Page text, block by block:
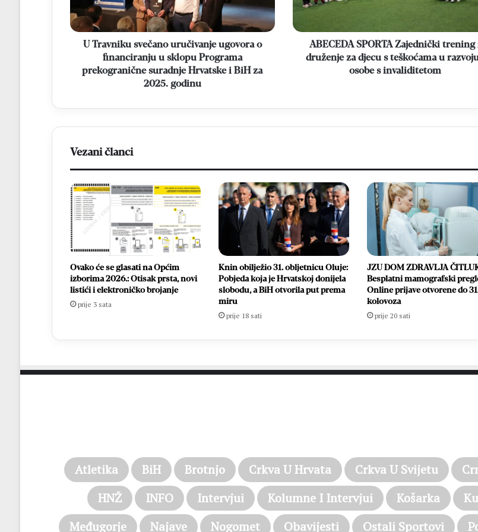
financiranju
u
sklopu
Programa
prekogranične
suradnje
2025.
U Travniku svečano uručivanje ugovora o
financiranju u sklopu Programa
prekogranične suradnje Hrvatske i BiH za
2025. godinu
s
teškoćama
ABECEDA SPORTA Zajednički trening
druženje za djecu s teškoćama u
osobe s invaliditetom
Vezani članci
Ovako će se glasati na Općim
izborima 2026.: Otisak prsta, novi
listići i elektroničko brojanje
prije 3 sata
Knin obilježio 31. obljetnicu Oluje:
Pobjeda koja je Hrvatskoj donijela
slobodu, a BiH otvorila put prema
miru
prije 18 sati
JZU DOM ZDRAVLJA
Besplatni mamografski
Online prijave otvorene do
kolovoza
prije 20 sati
Atletika BiH Brotnjo Crkva U Hrvata Crkva U Svijetu
HNŽ
INFO Intervjui Kolumne I Intervjui Košarka
Međugorje
Najave Nogomet Obavijesti Ostali Sportovi